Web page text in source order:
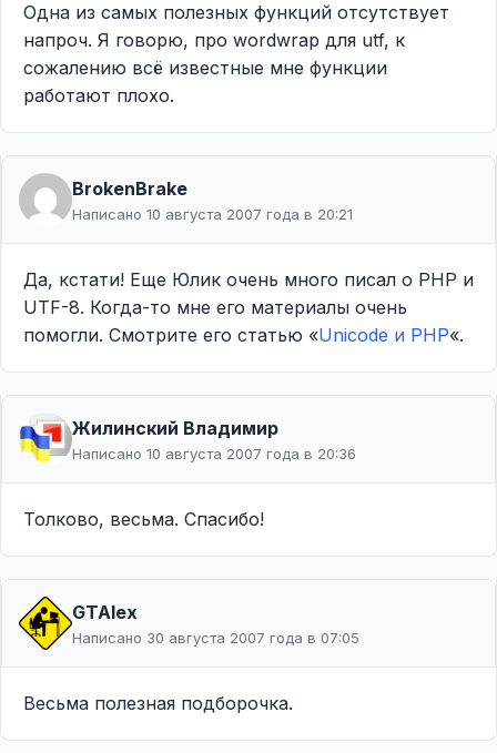
Одна из самых полезных функций отсутствует
напроч. Я говорю, про wordwrap для utf, к
сожалению всё известные мне функции
работают плохо.
BrokenBrake
Написано 10 августа 2007 года в 20:21
Да, кстати! Еще Юлик очень много писал о PHP и
UTF-8. Когда-то мне его материалы очень
помогли. Смотрите его статью «Unicode и PHP«.
Жилинcкий Владимир
Написано 10 августа 2007 года в 20:36
Толково, весьма. Спасибо!
GTAlex
Написано 30 августа 2007 года в 07:05
Весьма полезная подборочка.